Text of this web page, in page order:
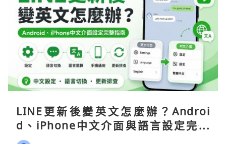
LINE更新後變英文怎麼辦？Androi
d、iPhone中文介面與語言設定完整
指南